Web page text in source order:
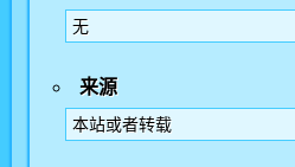
无
来源
本站或者转载